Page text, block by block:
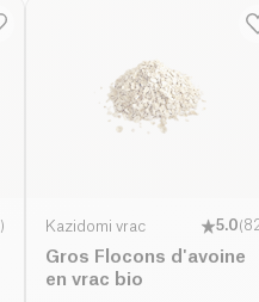
) Kazidomi vrac 5.0(
Gros Flocons d'avoine
en vrac bio